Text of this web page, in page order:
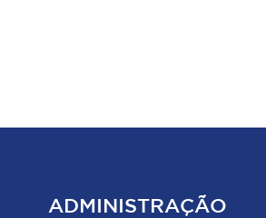
ADMINISTRAÇÃO